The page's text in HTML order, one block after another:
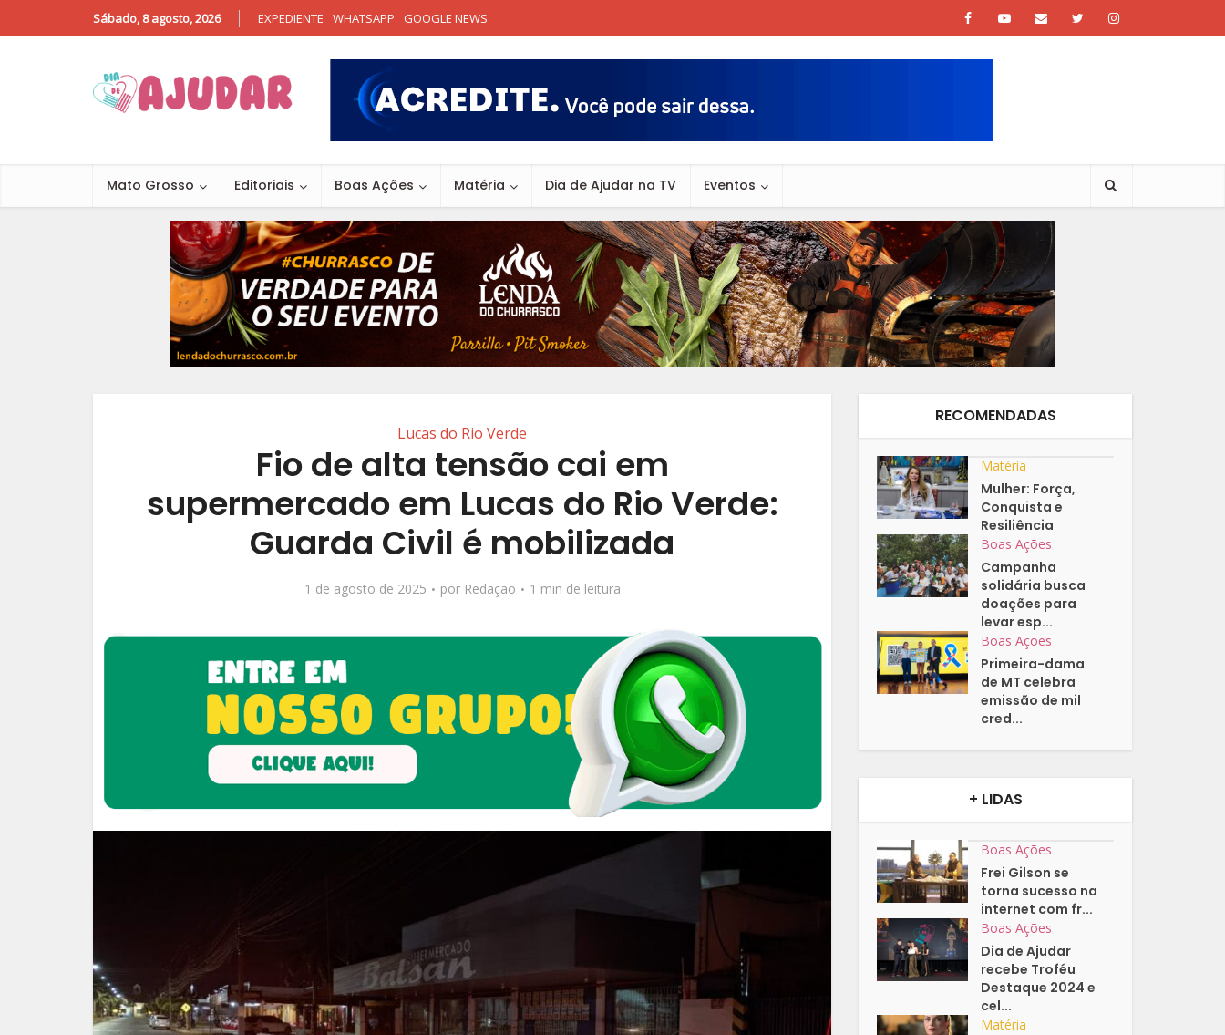
Sábado, 8 agosto, 2026 EXPEDIENTE WHATSAPP GOOGLE NEWS
Mato Grosso Editoriais Boas Ações Matéria Dia de Ajudar na TV Eventos
Lucas do Rio Verde
Fio de alta tensão cai em
supermercado em Lucas do Rio Verde:
Guarda Civil é mobilizada
1 de agosto de 2025 por Redação 1 min de leitura
RECOMENDADAS
Matéria
Mulher: Força,
Conquista e
Resiliência
Boas Ações
Campanha
solidária busca
doações para
levar esp...
Boas Ações
Primeira-dama
de MT celebra
emissão de mil
cred...
+ LIDAS
Boas Ações
Frei Gilson se
torna sucesso na
internet com fr...
Boas Ações
Dia de Ajudar
recebe Troféu
Destaque 2024 e
cel...
Matéria